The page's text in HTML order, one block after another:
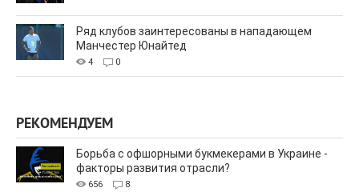
Ряд клубов заинтересованы в нападающем
Манчестер Юнайтед
4 0
РЕКОМЕНДУЕМ
Борьба с офшорными букмекерами в Украине -
факторы развития отрасли?
656 8